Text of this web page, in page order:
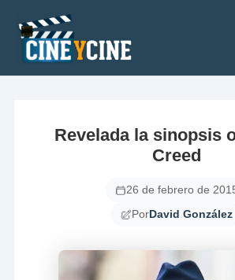
contenido
Revelada la sinopsis
Creed
26 de febrero de
PorDavid González